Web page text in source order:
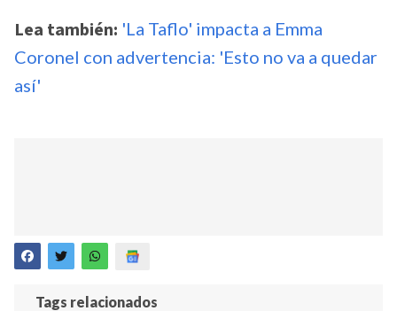
Lea también: 'La Taflo' impacta a Emma
Coronel con advertencia: 'Esto no va a quedar
así'
Tags relacionados